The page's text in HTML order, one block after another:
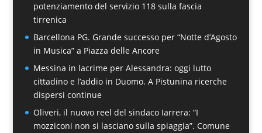
potenziamento del servizio 118 sulla fascia
tirrenica
Barcellona PG. Grande successo per “Notte d’Agosto
in Musica” a Piazza delle Ancore
Messina in lacrime per Alessandra: oggi lutto
cittadino e l’addio in Duomo. A Pistunina ricerche
dispersi continue
Oliveri, il nuovo reel del sindaco Iarrera: “I
mozziconi non si lasciano sulla spiaggia”. Comune